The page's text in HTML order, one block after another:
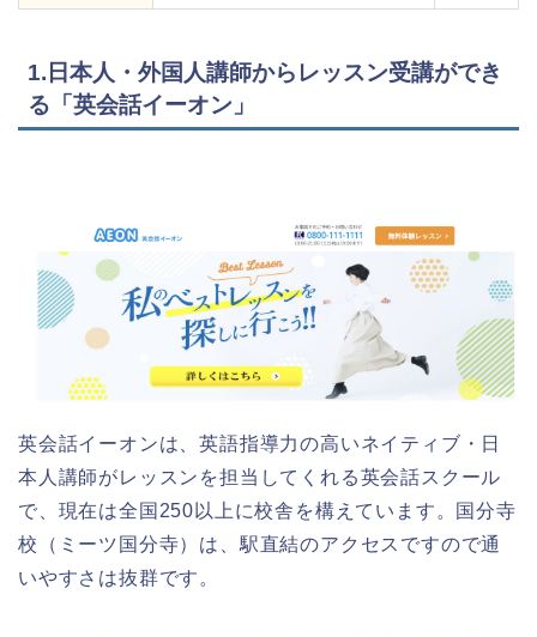
1.日本人・外国人講師からレッスン受講ができ
る「英会話イーオン」
英会話イーオンは、英語指導力の高いネイティブ・日
本人講師がレッスンを担当してくれる英会話スクール
で、現在は全国250以上に校舎を構えています。国分寺
校（ミーツ国分寺）は、駅直結のアクセスですので通
いやすさは抜群です。